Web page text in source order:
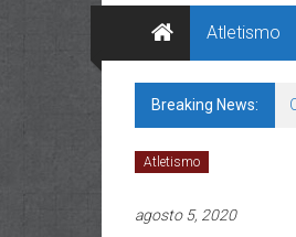
Atletismo
Breaking News:
Atletismo
agosto 5, 2020